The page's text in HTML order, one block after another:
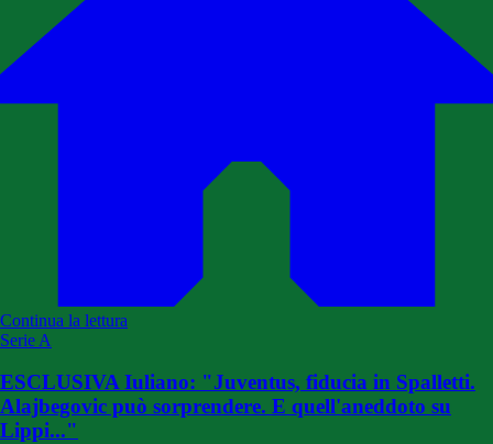
Continua la lettura
Serie A
ESCLUSIVA Iuliano: "Juventus, fiducia in Spalletti.
Alajbegovic può sorprendere. E quell'aneddoto su
Lippi..."